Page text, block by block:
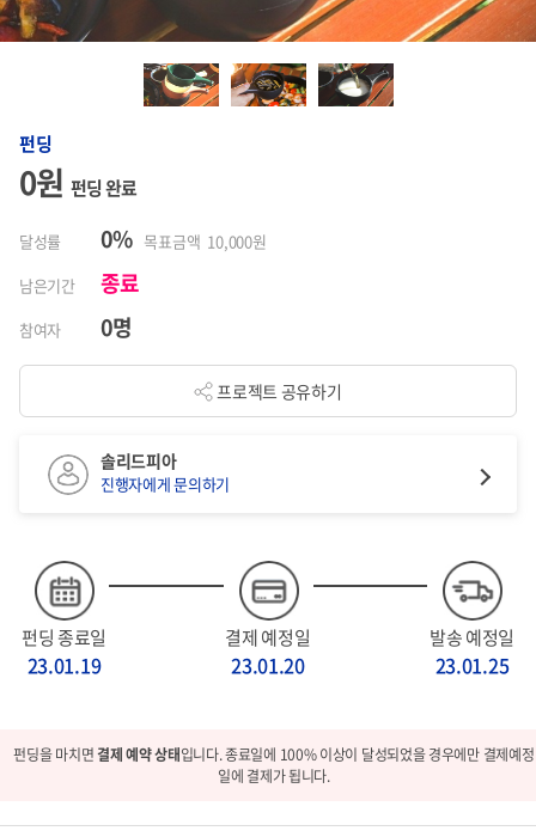
펀딩
0원 펀딩 완료
달성률 0% 목표금액 10,000원
남은기간
종료
참여자 0명
프로젝트 공유하기
펀딩 종료일
23.01.19
결제 예정일
23.01.20
발송 예정일
23.01.25
솔리드피아
진행자에게 문의하기
펀딩을 마치면결제 예약 상태입니다. 종료일에 100% 이상이 달성되었을 경우에만 결제예정
일에 결제가 됩니다.